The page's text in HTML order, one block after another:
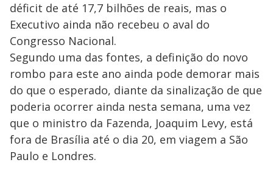
déficit de até 17,7 bilhões de reais, mas o
Executivo ainda não recebeu o aval do
Congresso Nacional.
Segundo uma das fontes, a definição do novo
rombo para este ano ainda pode demorar mais
do que o esperado, diante da sinalização de que
poderia ocorrer ainda nesta semana, uma vez
que o ministro da Fazenda, Joaquim Levy, está
fora de Brasília até o dia 20, em viagem a São
Paulo e Londres.